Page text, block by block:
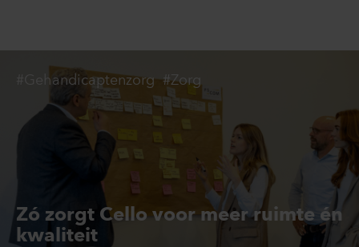
Zó zorgt Cello voor meer ruimte én
kwaliteit
#Gehandicaptenzorg #Zorg